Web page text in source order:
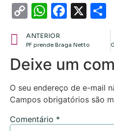
Copy
X
ANTERIOR
PF prende Braga Netto
Deixe um
O seu endereço de e-mail
Campos obrigatórios são
Comentário *